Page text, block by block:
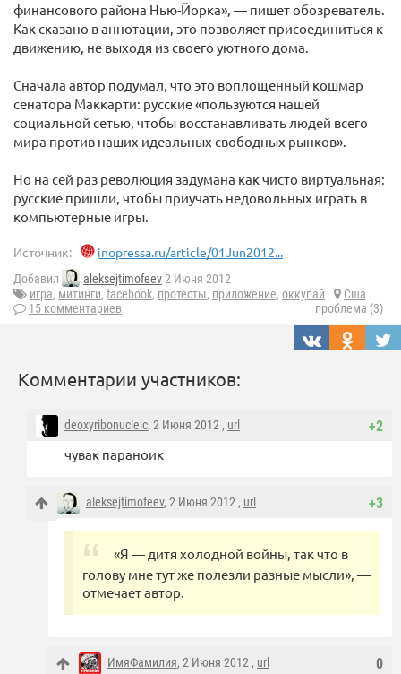
финансового района Нью-Йорка», — пишет обозреватель.
Как сказано в аннотации, это позволяет присоединиться к
движению, не выходя из своего уютного дома.
Сначала автор подумал, что это воплощенный кошмар
сенатора Маккарти: русские «пользуются нашей
социальной сетью, чтобы восстанавливать людей всего
мира против наших идеальных свободных рынков».
Но на сей раз революция задумана как чисто виртуальная:
русские пришли, чтобы приучать недовольных играть в
компьютерные игры.
Источник: inopressa.ru/article/01Jun2012...
Добавил aleksejtimofeev2 Июня 2012
игра, митинги, facebook, протесты, приложение, оккупай
Сша
15 комментариев
проблема (3)
Комментарии участников:
+2
deoxyribonucleic, 2 Июня 2012 , url
чувак параноик
+3
aleksejtimofeev, 2 Июня 2012 , url
«Я — дитя холодной войны, так что в
голову мне тут же полезли разные мысли», —
отмечает автор.
0
ИмяФамилия, 2 Июня 2012 , url